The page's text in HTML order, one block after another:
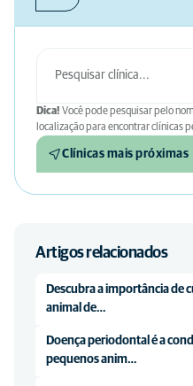
Dica! Você pode pesquisar pelo
localização para encontrar clínicas
Clínicas mais próximas
Artigos relacionados
Descubra a importância de
animal de…
Doença periodontal é a
pequenos anim…